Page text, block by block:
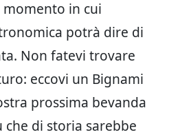
in cui
potrà dire di
Non fatevi trovare
eccovi un Bignami
prossima bevanda
di storia sarebbe